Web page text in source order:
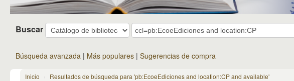
Buscar
Búsqueda avanzada Más populares Sugerencias de compra
Inicio › Resultados de búsqueda para 'pb:EcoeEdiciones and location:CP and available'